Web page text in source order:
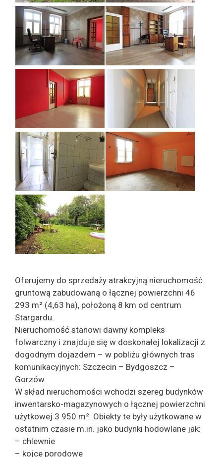
Oferujemy do sprzedaży atrakcyjną nieruchomość
gruntową zabudowaną o łącznej powierzchni 46
293 m² (4,63 ha), położoną 8 km od centrum
Stargardu.
Nieruchomość stanowi dawny kompleks
folwarczny i znajduje się w doskonałej lokalizacji z
dogodnym dojazdem – w pobliżu głównych tras
komunikacyjnych: Szczecin – Bydgoszcz –
Gorzów.
W skład nieruchomości wchodzi szereg budynków
inwentarsko-magazynowych o łącznej powierzchni
użytkowej 3 950 m². Obiekty te były użytkowane w
ostatnim czasie m.in. jako budynki hodowlane jak:
– chlewnie
– kojce porodowe